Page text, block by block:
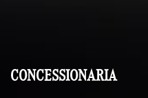
CONCESSIONARIA